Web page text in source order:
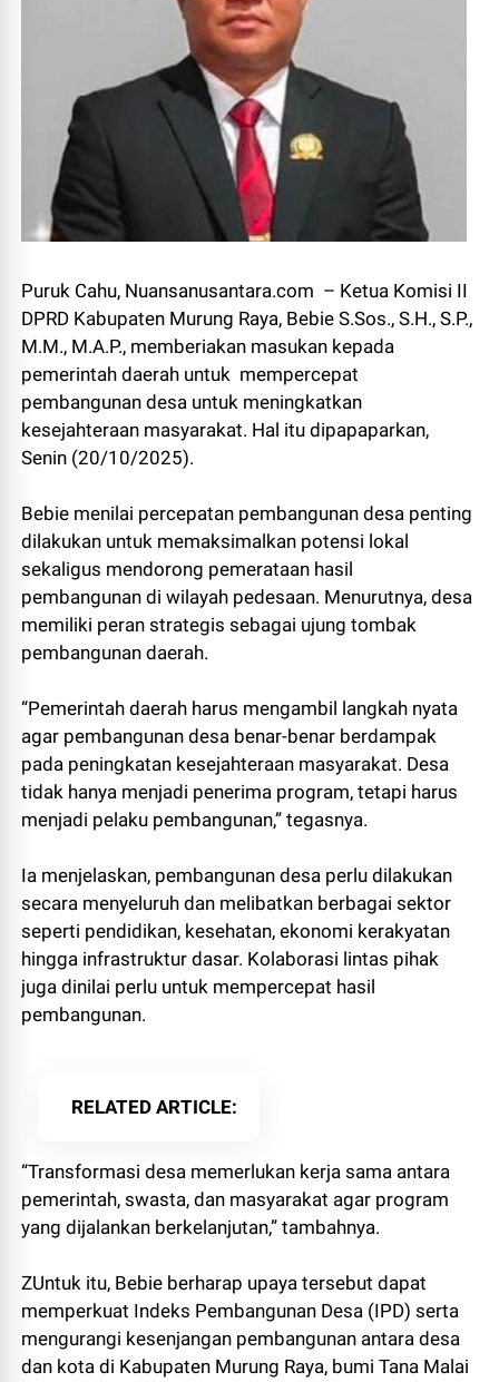
Puruk Cahu, Nuansanusantara.com – Ketua Komisi II
DPRD Kabupaten Murung Raya, Bebie S.Sos., S.H., S.P.,
M.M., M.A.P., memberiakan masukan kepada
pemerintah daerah untuk mempercepat
pembangunan desa untuk meningkatkan
kesejahteraan masyarakat. Hal itu dipapaparkan,
Senin (20/10/2025).
Bebie menilai percepatan pembangunan desa penting
dilakukan untuk memaksimalkan potensi lokal
sekaligus mendorong pemerataan hasil
pembangunan di wilayah pedesaan. Menurutnya, desa
memiliki peran strategis sebagai ujung tombak
pembangunan daerah.
“Pemerintah daerah harus mengambil langkah nyata
agar pembangunan desa benar-benar berdampak
pada peningkatan kesejahteraan masyarakat. Desa
tidak hanya menjadi penerima program, tetapi harus
menjadi pelaku pembangunan,” tegasnya.
Ia menjelaskan, pembangunan desa perlu dilakukan
secara menyeluruh dan melibatkan berbagai sektor
seperti pendidikan, kesehatan, ekonomi kerakyatan
hingga infrastruktur dasar. Kolaborasi lintas pihak
juga dinilai perlu untuk mempercepat hasil
pembangunan.
RELATED ARTICLE
“Transformasi desa memerlukan kerja sama antara
pemerintah, swasta, dan masyarakat agar program
yang dijalankan berkelanjutan,” tambahnya.
ZUntuk itu, Bebie berharap upaya tersebut dapat
memperkuat Indeks Pembangunan Desa (IPD) serta
mengurangi kesenjangan pembangunan antara desa
dan kota di Kabupaten Murung Raya, bumi Tana Malai